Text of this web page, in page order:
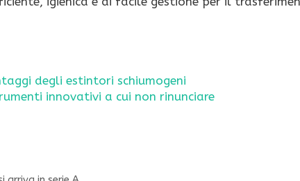
degli estintori schiumogeni
innovativi a cui non rinunciare